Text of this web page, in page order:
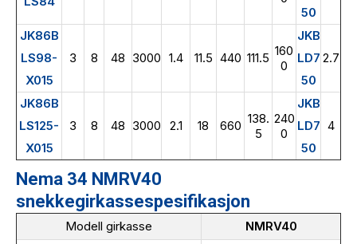
50
JK86B
LS98-
X015
3 8 48 3000 1.4 11.5 440 111.5 160
0
JKB
LD7
50
2.7
JK86B
LS125-
X015
3 8 48 3000 2.1 18 660 138.
5
240
0
JKB
LD7
50
4
Nema 34 NMRV40
snekkegirkassespesifikasjon
Modell girkasse
NMRV40